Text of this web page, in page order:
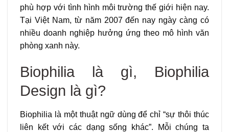
phù hợp với tình hình môi trường thế giới hiện nay.
Tại Việt Nam, từ năm 2007 đến nay ngày càng có
nhiều doanh nghiệp hưởng ứng theo mô hình văn
phòng xanh này.
Biophilia là gì, Biophilia
Design là gì?
Biophilia là một thuật ngữ dùng để chỉ “sự thôi thúc
liên kết với các dạng sống khác”. Mỗi chúng ta